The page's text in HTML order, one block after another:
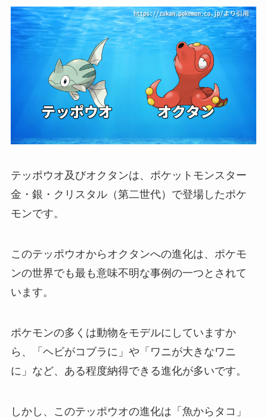
テッポウオ及びオクタンは、ポケットモンスター
金・銀・クリスタル（第二世代）で登場したポケ
モンです。
このテッポウオからオクタンへの進化は、ポケモ
ンの世界でも最も意味不明な事例の一つとされて
います。
ポケモンの多くは動物をモデルにしていますか
ら、「ヘビがコブラに」や「ワニが大きなワニ
に」など、ある程度納得できる進化が多いです。
しかし、このテッポウオの進化は「魚からタコ」